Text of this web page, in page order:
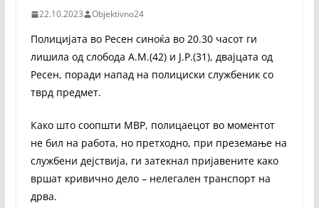
22.10.2023 Objektivno24
Полицијата во Ресен синоќа во 20.30 часот ги
лишила од слобода А.М.(42) и Ј.Р.(31), двајцата од
Ресен, поради напад на полициски службеник со
тврд предмет.
Како што соопшти МВР, полицаецот во моментот
не бил на работа, но претходно, при преземање на
службени дејствија, ги затекнал пријавените како
вршат кривично дело – нелегален транспорт на
дрва.